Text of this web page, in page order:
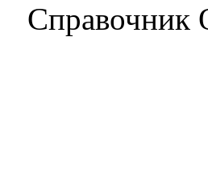
Справочник